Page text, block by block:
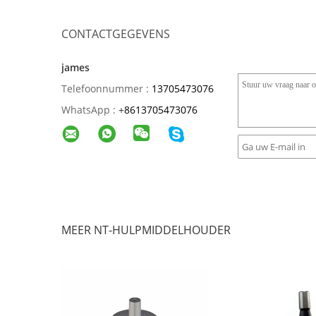
CONTACTGEGEVENS
james
Telefoonnummer : 13705473076
WhatsApp : +8613705473076
MEER NT-HULPMIDDELHOUDER